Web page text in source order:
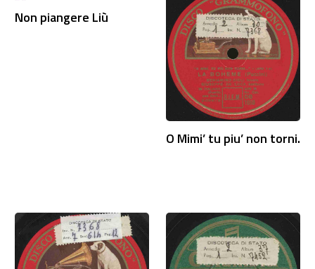
Non piangere Liù
O Mimi’ tu piu’ non torni.